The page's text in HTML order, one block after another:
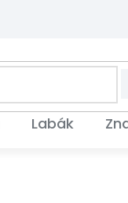
Labák